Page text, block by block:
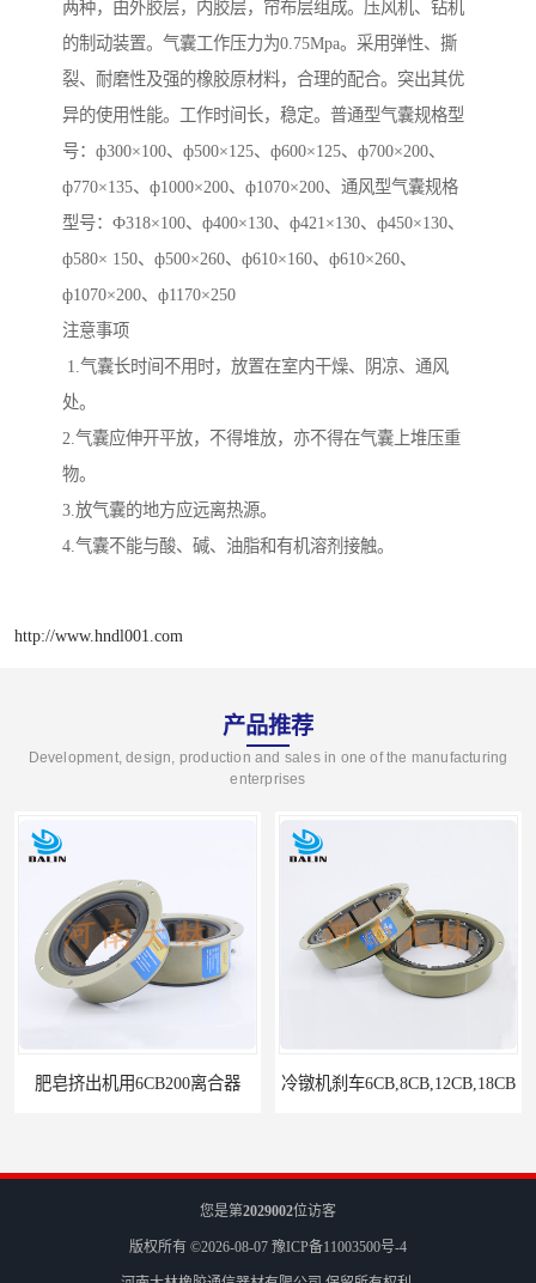
两种，由外胶层，内胶层，帘布层组成。压风机、钻机
的制动装置。气囊工作压力为0.75Mpa。采用弹性、撕
裂、耐磨性及强的橡胶原材料，合理的配合。突出其优
异的使用性能。工作时间长，稳定。普通型气囊规格型
号：ф300×100、ф500×125、ф600×125、ф700×200、
ф770×135、ф1000×200、ф1070×200、通风型气囊规格
型号：Ф318×100、ф400×130、ф421×130、ф450×130、
ф580× 150、ф500×260、ф610×160、ф610×260、
ф1070×200、ф1170×250
注意事项
1.气囊长时间不用时，放置在室内干燥、阴凉、通风
处。
2.气囊应伸开平放，不得堆放，亦不得在气囊上堆压重
物。
3.放气囊的地方应远离热源。
4.气囊不能与酸、碱、油脂和有机溶剂接触。
http://www.hndl001.com
产品推荐
Development, design, production and sales in one of the manufacturing
enterprises
肥皂挤出机用6CB200离合器 冷镦机刹车6CB,8CB,12CB,18CB
您是第2029002位访客
版权所有 ©2026-08-07 豫ICP备11003500号-4